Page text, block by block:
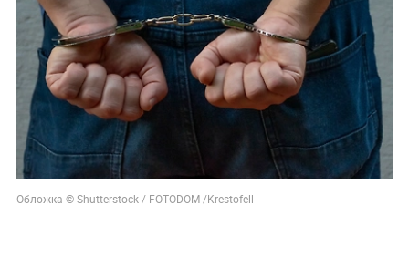
Обложка © Shutterstock / FOTODOM /Krestofell